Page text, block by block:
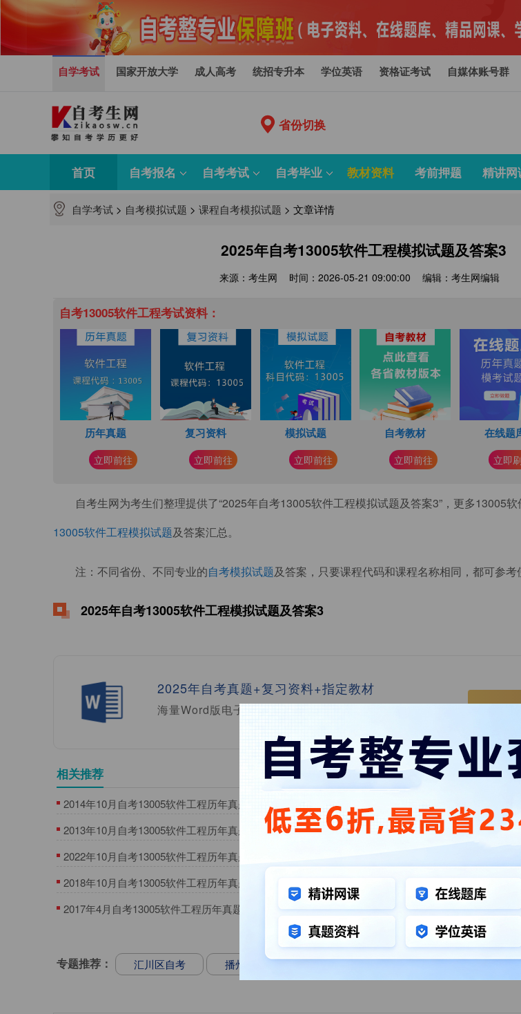
自学考试 国家开放大学 成人高考 统招专升本 学位英语 资格证考试 自媒体账号群
省份切换
首页 自考报名 自考考试 自考毕业 教材资料 考前押题 精讲网
自学考试 > 自考模拟试题 > 课程自考模拟试题 > 文章详情
2025年自考13005软件工程模拟试题及答案3
来源：考生网 时间：2026-05-21 09:00:00 编辑：考生网编辑
自考13005软件工程考试资料：
历年真题
立即前往
复习资料
立即前往
模拟试题
立即前往
自考教材
立即前往
在线题
立即
自考生网为考生们整理提供了“2025年自考13005软件工程模拟试题及答案3”，更多13005
13005软件工程模拟试题及答案汇总。
注：不同省份、不同专业的自考模拟试题及答案，只要课程代码和课程名称相同，都可参考
2025年自考13005软件工程模拟试题及答案3
2025年自考真题+复习资料+指定教材
海量Word版电子资料及实物书籍
相关推荐
2014年10月自考13005软件工程历年真题及答案
2012年10月自考13005软件工程
2013年10月自考13005软件工程历年真题及答案
2017年10月自考13005软件工
2022年10月自考13005软件工程历年真题及答案
2014年4月自考13005软件工程
2018年10月自考13005软件工程历年真题及答案
2017年4月自考13005软件工程历年真题及答案
2009年1月自考13005软件工程
专题推荐： 汇川区自考 播州区自考 正安县自考 红花岗区自考
道真仡
治